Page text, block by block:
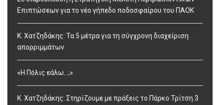
Επιπτώσεων για το νέο γήπεδο ποδοσφαίρου του ΠΑΟΚ
Κ. Χατζηδάκης: Τα 5 μέτρα για τη σύγχρονη διαχείριση
απορριμμάτων
«Η Πόλις εάλω…;»
Κ. Χατζηδάκης: Στηρίζουμε με πράξεις το Πάρκο Τρίτση 3